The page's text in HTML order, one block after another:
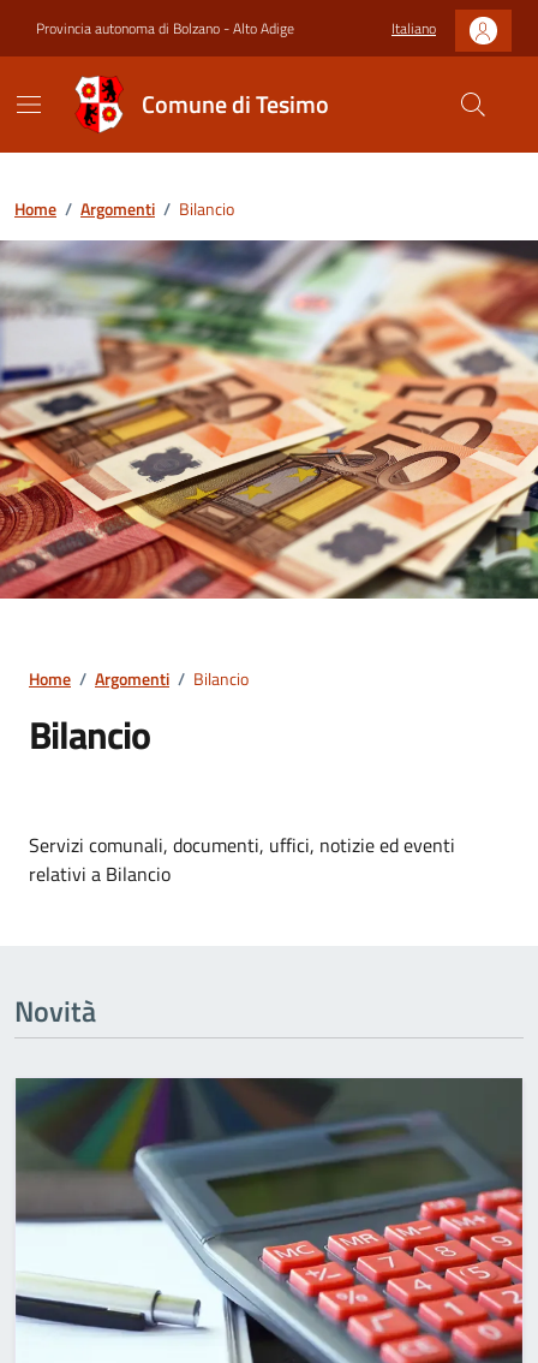
Provincia autonoma di Bolzano - Alto Adige Italiano
Comune di Tesimo
Home / Argomenti / Bilancio
Home / Argomenti / Bilancio
Bilancio
Servizi comunali, documenti, uffici, notizie ed eventi
relativi a Bilancio
Novità